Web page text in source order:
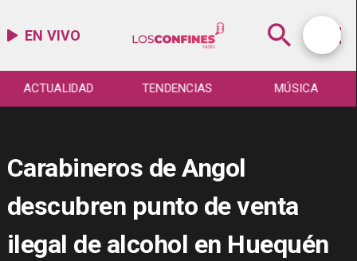
EN VIVO
ACTUALIDAD TENDENCIAS MÚSICA
Carabineros de Angol
descubren punto de venta
ilegal de alcohol en Huequén